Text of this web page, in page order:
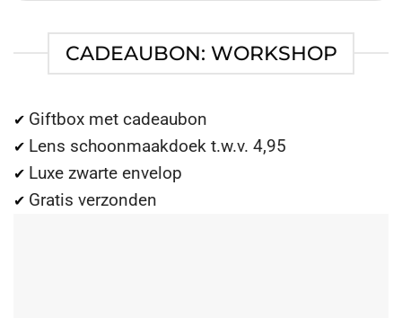
CADEAUBON: WORKSHOP
✔ Giftbox met cadeaubon
✔ Lens schoonmaakdoek t.w.v. 4,95
✔ Luxe zwarte envelop
✔ Gratis verzonden